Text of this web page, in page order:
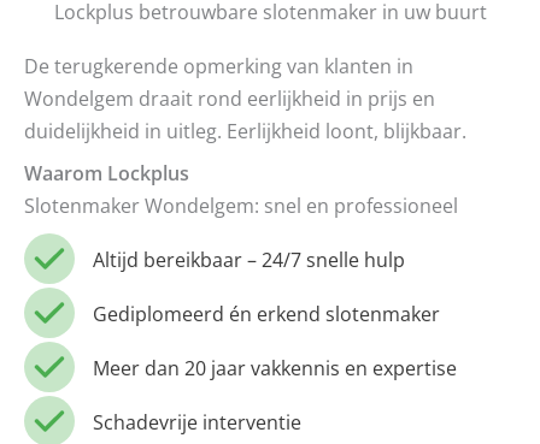
Lockplus betrouwbare slotenmaker in uw buurt
De terugkerende opmerking van klanten in
Wondelgem draait rond eerlijkheid in prijs en
duidelijkheid in uitleg. Eerlijkheid loont, blijkbaar.
Waarom Lockplus
Slotenmaker Wondelgem: snel en professioneel
Altijd bereikbaar – 24/7 snelle hulp
Gediplomeerd én erkend slotenmaker
Meer dan 20 jaar vakkennis en expertise
Schadevrije interventie